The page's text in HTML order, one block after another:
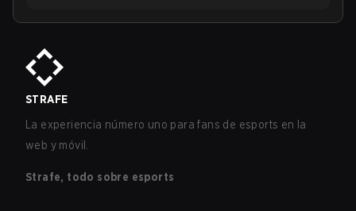
STRAFE
La experiencia número uno para fans de esports en la
web y móvil.
Strafe, todo sobre esports